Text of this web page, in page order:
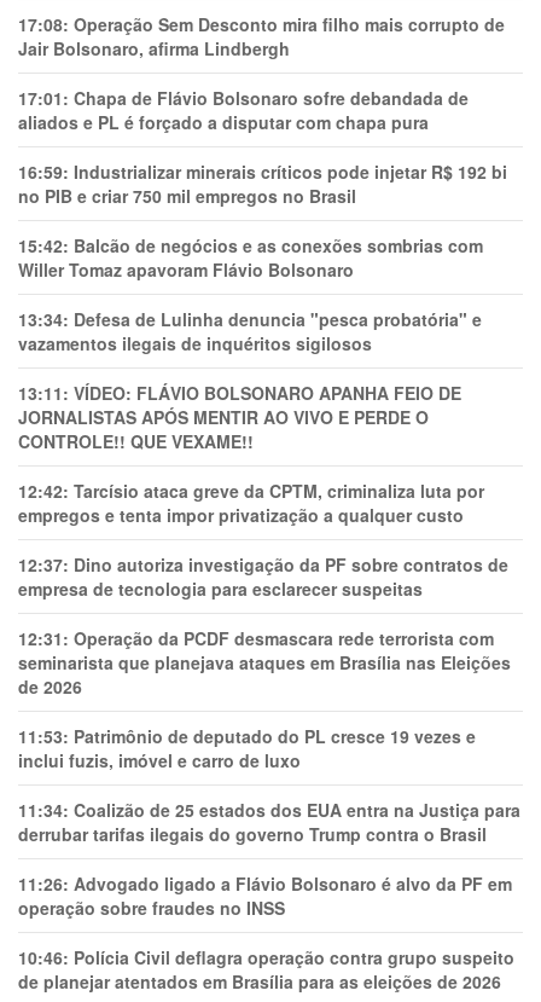
17:08: Operação Sem Desconto mira filho mais corrupto de
Jair Bolsonaro, afirma Lindbergh
17:01: Chapa de Flávio Bolsonaro sofre debandada de
aliados e PL é forçado a disputar com chapa pura
16:59: Industrializar minerais críticos pode injetar R$ 192 bi
no PIB e criar 750 mil empregos no Brasil
15:42: Balcão de negócios e as conexões sombrias com
Willer Tomaz apavoram Flávio Bolsonaro
13:34: Defesa de Lulinha denuncia "pesca probatória" e
vazamentos ilegais de inquéritos sigilosos
13:11: VÍDEO: FLÁVIO BOLSONARO APANHA FEIO DE
JORNALISTAS APÓS MENTIR AO VIVO E PERDE O
CONTROLE!! QUE VEXAME!!
12:42: Tarcísio ataca greve da CPTM, criminaliza luta por
empregos e tenta impor privatização a qualquer custo
12:37: Dino autoriza investigação da PF sobre contratos de
empresa de tecnologia para esclarecer suspeitas
12:31: Operação da PCDF desmascara rede terrorista com
seminarista que planejava ataques em Brasília nas Eleições
de 2026
11:53: Patrimônio de deputado do PL cresce 19 vezes e
inclui fuzis, imóvel e carro de luxo
11:34: Coalizão de 25 estados dos EUA entra na Justiça para
derrubar tarifas ilegais do governo Trump contra o Brasil
11:26: Advogado ligado a Flávio Bolsonaro é alvo da PF em
operação sobre fraudes no INSS
10:46: Polícia Civil deflagra operação contra grupo suspeito
de planejar atentados em Brasília para as eleições de 2026